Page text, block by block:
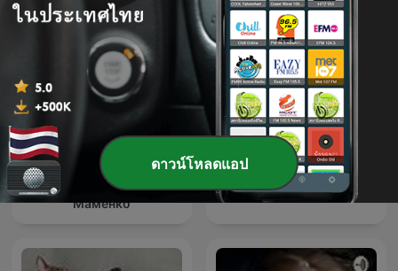
Анекдоты Игоря
Маменко
Elefanten i rummet
ดาวน์โหลดแอป